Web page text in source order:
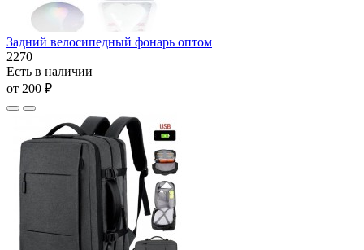
Задний велосипедный фонарь оптом
2270
Есть в наличии
от 200 ₽